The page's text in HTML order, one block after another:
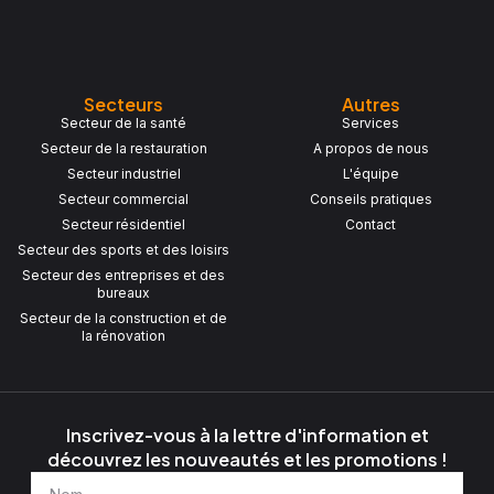
Secteurs
Secteur de la santé
Secteur de la restauration
Secteur industriel
Secteur commercial
Secteur résidentiel
Secteur des sports et des loisirs
Secteur des entreprises et des
bureaux
Secteur de la construction et de
la rénovation
Autres
Services
A propos de nous
L'équipe
Conseils pratiques
Contact
Inscrivez-vous à la lettre d'information et
découvrez les nouveautés et les promotions !